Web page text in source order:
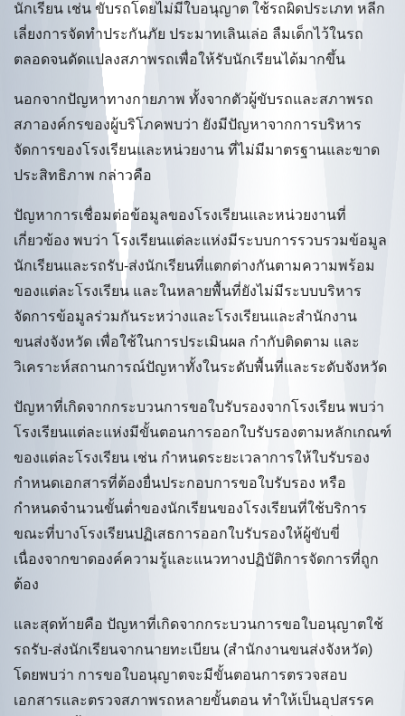
นักเรียน เช่น ขับรถโดยไม่มีใบอนุญาต ใช้รถผิดประเภท หลีก
เลี่ยงการจัดทำประกันภัย ประมาทเลินเล่อ ลืมเด็กไว้ในรถ
ตลอดจนดัดแปลงสภาพรถเพื่อให้รับนักเรียนได้มากขึ้น
นอกจากปัญหาทางกายภาพ ทั้งจากตัวผู้ขับรถและสภาพรถ
สภาองค์กรของผู้บริโภคพบว่า ยังมีปัญหาจากการบริหาร
จัดการของโรงเรียนและหน่วยงาน ที่ไม่มีมาตรฐานและขาด
ประสิทธิภาพ กล่าวคือ
ปัญหาการเชื่อมต่อข้อมูลของโรงเรียนและหน่วยงานที่
เกี่ยวข้อง พบว่า โรงเรียนแต่ละแห่งมีระบบการรวบรวมข้อมูล
นักเรียนและรถรับ-ส่งนักเรียนที่แตกต่างกันตามความพร้อม
ของแต่ละโรงเรียน และในหลายพื้นที่ยังไม่มีระบบบริหาร
จัดการข้อมูลร่วมกันระหว่างและโรงเรียนและสำนักงาน
ขนส่งจังหวัด เพื่อใช้ในการประเมินผล กำกับติดตาม และ
วิเคราะห์สถานการณ์ปัญหาทั้งในระดับพื้นที่และระดับจังหวัด
ปัญหาที่เกิดจากกระบวนการขอใบรับรองจากโรงเรียน พบว่า
โรงเรียนแต่ละแห่งมีขั้นตอนการออกใบรับรองตามหลักเกณฑ์
ของแต่ละโรงเรียน เช่น กำหนดระยะเวลาการให้ใบรับรอง
กำหนดเอกสารที่ต้องยื่นประกอบการขอใบรับรอง หรือ
กำหนดจำนวนขั้นต่ำของนักเรียนของโรงเรียนที่ใช้บริการ
ขณะที่บางโรงเรียนปฏิเสธการออกใบรับรองให้ผู้ขับขี่
เนื่องจากขาดองค์ความรู้และแนวทางปฏิบัติการจัดการที่ถูก
ต้อง
และสุดท้ายคือ ปัญหาที่เกิดจากกระบวนการขอใบอนุญาตใช้
รถรับ-ส่งนักเรียนจากนายทะเบียน (สำนักงานขนส่งจังหวัด)
โดยพบว่า การขอใบอนุญาตจะมีขั้นตอนการตรวจสอบ
เอกสารและตรวจสภาพรถหลายขั้นตอน ทำให้เป็นอุปสรรค